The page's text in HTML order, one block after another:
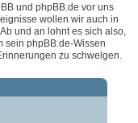
und phpBB.de vor uns
wollen wir auch in
und an lohnt es sich also,
sein phpBB.de-Wissen
zu schwelgen.